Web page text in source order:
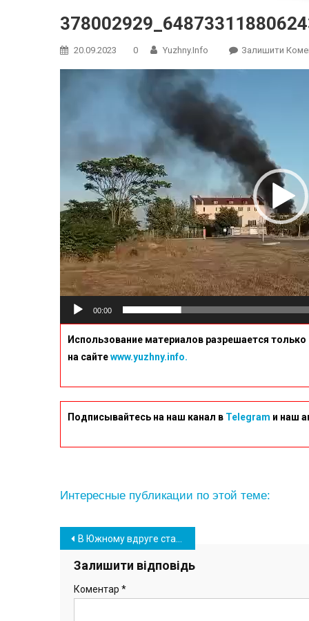
20.09.2023 0 Yuzhny.info Залишити
00:00
Использование материалов разрешается
на сайтеwww.yuzhny.info.
Подписывайтесь на наш канал в Telegram и наш
Интересные публикации по этой теме:
Навігація
записів
В Южному вдруге сталася пожежа на території неподалік ринку
Залишити відповідь
Коментар *